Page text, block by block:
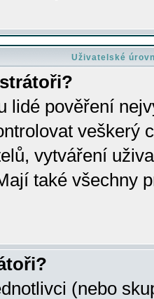
Uživatelské
lidé pověření
veškerý
vytváření
také všechny
(nebo